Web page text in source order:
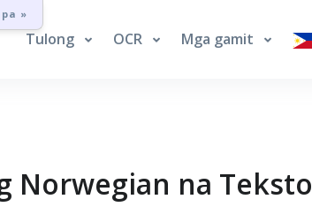
»
Tulong OCR Mga gamit
Norwegian na Teksto